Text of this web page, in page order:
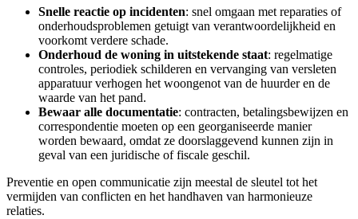
Snelle reactie op incidenten: snel omgaan met reparaties of
onderhoudsproblemen getuigt van verantwoordelijkheid en
voorkomt verdere schade.
Onderhoud de woning in uitstekende staat: regelmatige
controles, periodiek schilderen en vervanging van versleten
apparatuur verhogen het woongenot van de huurder en de
waarde van het pand.
Bewaar alle documentatie: contracten, betalingsbewijzen en
correspondentie moeten op een georganiseerde manier
worden bewaard, omdat ze doorslaggevend kunnen zijn in
geval van een juridische of fiscale geschil.
Preventie en open communicatie zijn meestal de sleutel tot het
vermijden van conflicten en het handhaven van harmonieuze
relaties.